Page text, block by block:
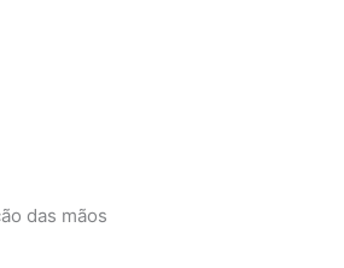
das mãos